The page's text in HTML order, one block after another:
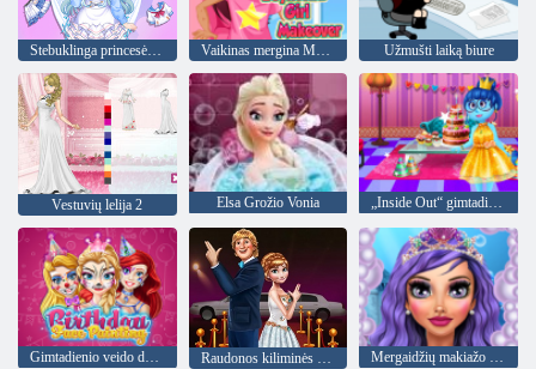
Stebuklinga princesė „Dress Up“ lėlė Vaikinas mergina Makeover Užmušti laiką biure
Vestuvių lelija 2 Elsa Grožio Vonia „Inside Out“ gimtadienio vakarėlis
Gimtadienio veido dažymas Raudonos kiliminės žvaigždės Mergaidžių makiažo salonas